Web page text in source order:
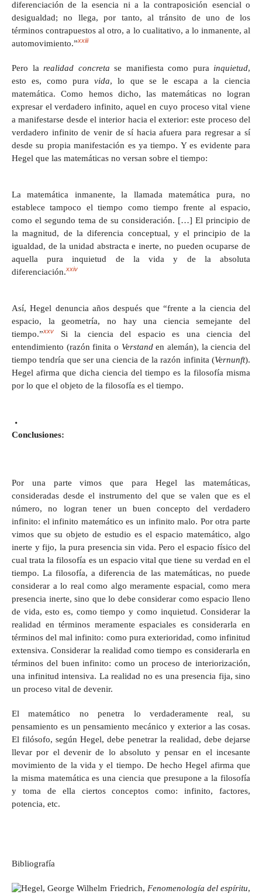
diferenciación de la esencia ni a la contraposición esencial o
desigualdad; no llega, por tanto, al tránsito de uno de los
términos contrapuestos al otro, a lo cualitativo, a lo inmanente, al
automovimiento.”xxiii
Pero la realidad concreta se manifiesta como pura inquietud,
esto es, como puravida, lo que se le escapa a la ciencia
matemática. Como hemos dicho, las matemáticas no logran
expresar el verdadero infinito, aquel en cuyo proceso vital viene
a manifestarse desde el interior hacia el exterior: este proceso del
verdadero infinito de venir de sí hacia afuera para regresar a sí
desde su propia manifestación es ya tiempo. Y es evidente para
Hegel que las matemáticas no versan sobre el tiempo:
La matemática inmanente, la llamada matemática pura, no
establece tampoco el tiempo como tiempo frente al espacio,
como el segundo tema de su consideración. […] El principio de
la magnitud, de la diferencia conceptual, y el principio de la
igualdad, de la unidad abstracta e inerte, no pueden ocuparse de
aquella pura inquietud de la vida y de la absoluta
diferenciación.xxiv
Así, Hegel denuncia años después que “frente a la ciencia del
espacio, la geometría, no hay una ciencia semejante del
tiempo.”xxv
Si la ciencia del espacio es una ciencia del
entendimiento (razón finita o Verstanden alemán), la ciencia del
tiempo tendría que ser una ciencia de la razón infinita (Vernunft).
Hegel afirma que dicha ciencia del tiempo es la filosofía misma
por lo que el objeto de la filosofía es el tiempo.
Conclusiones:
Por una parte vimos que para Hegel las matemáticas,
consideradas desde el instrumento del que se valen que es el
número, no logran tener un buen concepto del verdadero
infinito: el infinito matemático es un infinito malo. Por otra parte
vimos que su objeto de estudio es el espacio matemático, algo
inerte y fijo, la pura presencia sin vida. Pero el espacio físico del
cual trata la filosofía es un espacio vital que tiene su verdad en el
tiempo. La filosofía, a diferencia de las matemáticas, no puede
considerar a lo real como algo meramente espacial, como mera
presencia inerte, sino que lo debe considerar como espacio lleno
de vida, esto es, como tiempo y como inquietud. Considerar la
realidad en términos meramente espaciales es considerarla en
términos del mal infinito: como pura exterioridad, como infinitud
extensiva. Considerar la realidad como tiempo es considerarla en
términos del buen infinito: como un proceso de interiorización,
una infinitud intensiva. La realidad no es una presencia fija, sino
un proceso vital de devenir.
El matemático no penetra lo verdaderamente real, su
pensamiento es un pensamiento mecánico y exterior a las cosas.
El filósofo, según Hegel, debe penetrar la realidad, debe dejarse
llevar por el devenir de lo absoluto y pensar en el incesante
movimiento de la vida y el tiempo. De hecho Hegel afirma que
la misma matemática es una ciencia que presupone a la filosofía
y toma de ella ciertos conceptos como: infinito, factores,
potencia, etc.
Bibliografía
Hegel, George Wilhelm Friedrich, Fenomenología del espíritu,